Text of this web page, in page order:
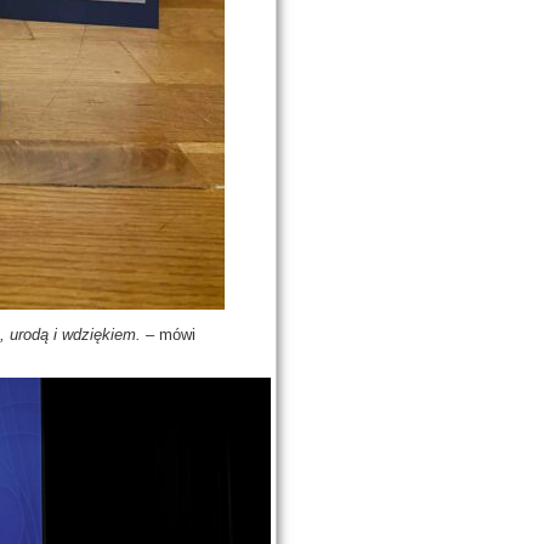
i wdziękiem. – mówi